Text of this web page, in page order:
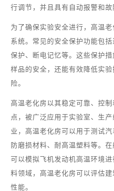
行调节，并且具有自动报警和故
为了确保实验安全进行，高温
系统。常见的安全保护功能包
保护、断电记忆等。这些保护
样品的安全，还能有效降低实
险。
高温老化房以其稳定可靠、控
点，被广泛应用于实验室、生
业，高温老化房可以用于测试
防磨损材料、耐高温塑料等。
可以模拟飞机发动机高温环境
料领域，高温老化房可以评估
性能。